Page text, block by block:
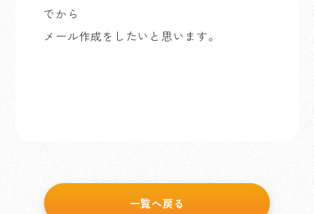
でから
メール作成をしたいと思います。
一覧へ戻る